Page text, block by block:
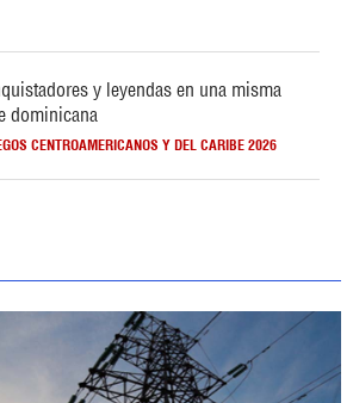
y leyendas en una misma
dominicana
CENTROAMERICANOS Y DEL CARIBE 2026